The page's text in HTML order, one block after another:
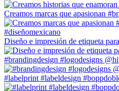
Creamos marcas que apasionan
Diseño e impresión de etiqueta
#brandingdesign #logodesigns
#labelprint #labeldesign